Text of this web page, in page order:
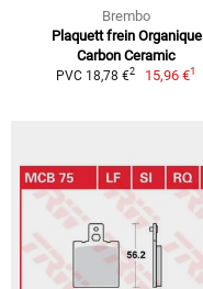
Brembo
Plaquett frein Organique
Carbon Ceramic
PVC 18,78 €2 15,96 €1